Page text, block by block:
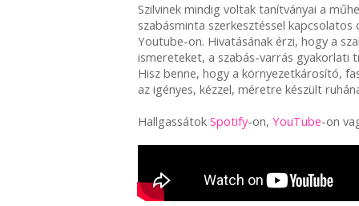
Szilvinek mindig voltak tanítványai a
szabásminta szerkesztéssel
Youtube-on. Hivatásának érzi, hogy a
ismereteket, a szabás-varrás gyakorlati
Hisz benne, hogy a környezetkárosító,
az igényes, kézzel, méretre készült
Hallgassátok Spotify-on, YouTube-on